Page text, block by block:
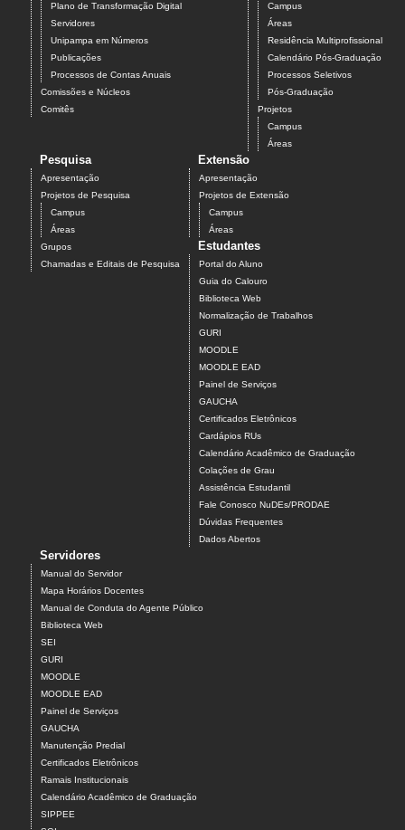
Plano de Transformação Digital
Servidores
Unipampa em Números
Publicações
Processos de Contas Anuais
Comissões e Núcleos
Comitês
Campus
Áreas
Residência Multiprofissional
Calendário Pós-Graduação
Processos Seletivos
Pós-Graduação
Projetos
Campus
Áreas
Pesquisa
Apresentação
Projetos de Pesquisa
Campus
Áreas
Grupos
Chamadas e Editais de Pesquisa
Extensão
Apresentação
Projetos de Extensão
Campus
Áreas
Estudantes
Portal do Aluno
Guia do Calouro
Biblioteca Web
Normalização de Trabalhos
GURI
MOODLE
MOODLE EAD
Painel de Serviços
GAUCHA
Certificados Eletrônicos
Cardápios RUs
Calendário Acadêmico de Graduação
Colações de Grau
Assistência Estudantil
Fale Conosco NuDEs/PRODAE
Dúvidas Frequentes
Dados Abertos
Servidores
Manual do Servidor
Mapa Horários Docentes
Manual de Conduta do Agente Público
Biblioteca Web
SEI
GURI
MOODLE
MOODLE EAD
Painel de Serviços
GAUCHA
Manutenção Predial
Certificados Eletrônicos
Ramais Institucionais
Calendário Acadêmico de Graduação
SIPPEE